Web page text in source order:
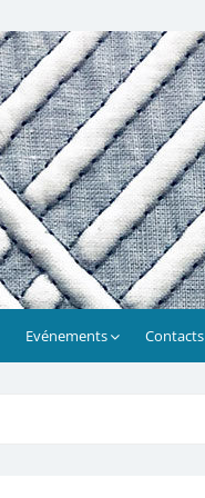
Evénements Contacts